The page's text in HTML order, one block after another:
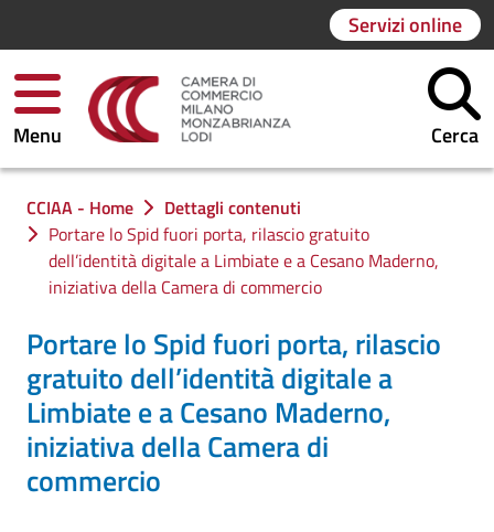
Servizi online
Menu Cerca
Ti trovi in:
CCIAA - Home
Dettagli contenuti
Portare lo Spid fuori porta, rilascio gratuito
dell’identità digitale a Limbiate e a Cesano Maderno,
iniziativa della Camera di commercio
Portare lo Spid fuori porta, rilascio
gratuito dell’identità digitale a
Limbiate e a Cesano Maderno,
iniziativa della Camera di
commercio